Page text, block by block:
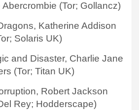
(Tor; Gollancz)
Katherine Addison
Solaris UK)
and Disaster, Charlie Jane
(Tor; Titan UK)
Robert Jackson
Rey; Hodderscape)